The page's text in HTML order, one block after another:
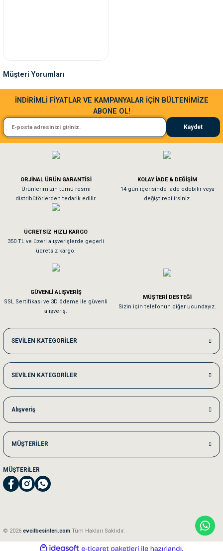
Müşteri Yorumları
Sa**** Ta******
Kedim taze mamaya bayıldı kargo fimrasın da bir sorun yaşadım ve arkadaşlar
El**** Ek******
Köpeğim bayıldı hediyeler için teşekkürler
As**** Tu******
Tavşanım kafesinin kalitesine ve paketlemesine bayıldım
Sa**** On******
Kedilerim beğeniyorlar. Memnunuz. Uygun fiyatta olması iyi.
Me***** Ya******
Akşam verdiğim sipariş bir sonraki gün elime ulaştı. Jack russell köpeğim
İNDİRİMLİ FİYATLAR VE KAMPANYALAR İÇİN BÜLTENİMİZE
ABONE OL!
Kaydet
ORJİNAL ÜRÜN GARANTİSİ
Ürünlerimizin tümü resmi
distribütörlerden tedarik edilir.
KOLAY İADE & DEĞİŞİM
14 gün içerisinde iade edebilir veya
değiştirebilirsiniz.
ÜCRETSİZ HIZLI KARGO
350 TL ve üzeri alışverişlerde geçerli
ücretsiz kargo.
GÜVENLİ ALIŞVERİŞ
SSL Sertifikası ve 3D ödeme ile güvenli
alışveriş.
MÜŞTERİ DESTEĞİ
Sizin için telefonun diğer ucundayız.
SEVİLEN KATEGORİLER
SEVİLEN KATEGORİLER
Alışveriş
MÜŞTERİLER
MÜŞTERİLER
© 2026 evcilbesinleri.com Tüm Hakları Saklıdır.
ideasoft e-